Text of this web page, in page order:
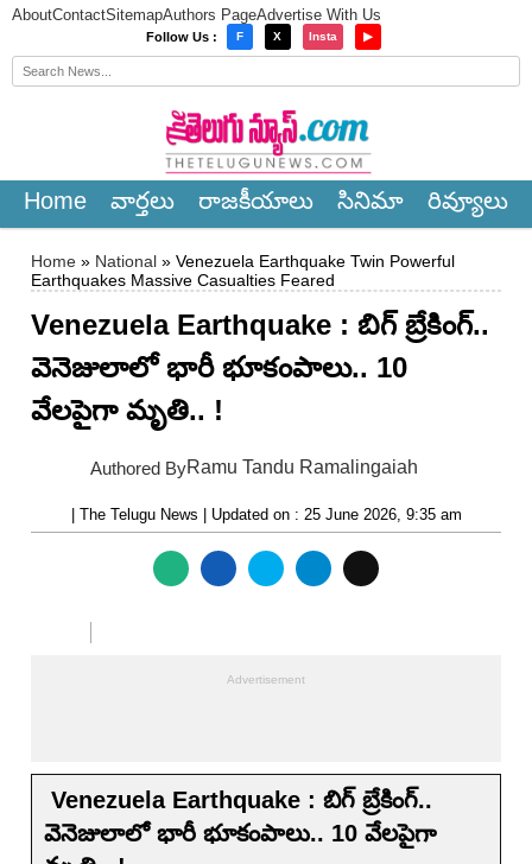
AboutContactSitemapAuthors PageAdvertise With Us
Follow Us : F X Insta ▶
Home వార్త‌లు రాజ‌కీయాలు సినిమా రివ్యూలు
Home » National » Venezuela Earthquake Twin Powerful
Earthquakes Massive Casualties Feared
Venezuela Earthquake : బిగ్ బ్రేకింగ్‌..
వెనెజులాలో భారీ భూకంపాలు.. 10
వేల‌పైగా మృతి.. !
Authored ByRamu Tandu Ramalingaiah
| The Telugu News | Updated on : 25 June 2026, 9:35 am
Venezuela Earthquake : బిగ్ బ్రేకింగ్‌..
వెనెజులాలో భారీ భూకంపాలు.. 10 వేల‌పైగా